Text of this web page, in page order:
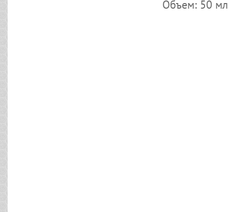
Объем: 50